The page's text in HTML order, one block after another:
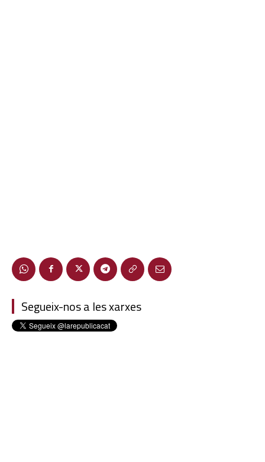
Segueix-nos a les xarxes